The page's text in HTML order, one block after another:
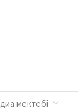
мектебі